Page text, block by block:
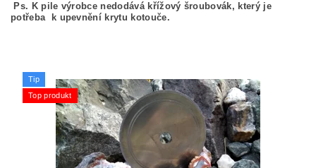
Ps. K pile výrobce nedodává křížový šroubovák, který je
potřeba k upevnění krytu kotouče.
Tip
Top produkt